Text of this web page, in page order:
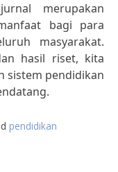
merupakan
bagi para
masyarakat.
hasil riset, kita
sistem pendidikan
pendidikan